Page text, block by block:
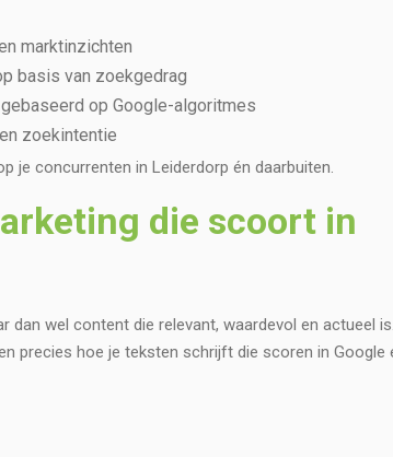
marktinzichten
basis van zoekgedrag
op Google-algoritmes
zoekintentie
je concurrenten in Leiderdorp én daarbuiten.
die scoort in
dan wel content die relevant, waardevol en actueel is.
precies hoe je teksten schrijft die scoren in Google